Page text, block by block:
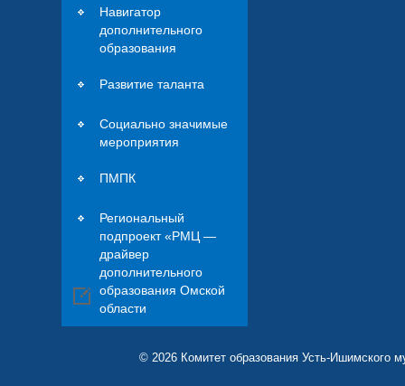
Навигатор
дополнительного
образования
Развитие таланта
Социально значимые
мероприятия
ПМПК
Региональный
подпроект «РМЦ —
драйвер
дополнительного
образования Омской
области
© 2026 Комитет образования Усть-Ишимского